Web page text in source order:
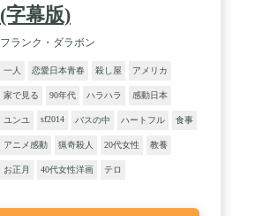
(字幕版)
フランク・ダラボン
一人 恋愛日本青春 殺し屋 アメリカ
家で見る 90年代 ハラハラ 感動日本
ユンユ sf2014 バスの中 ハートフル 食事
アニメ感動 猟奇殺人 20代女性 教養
お正月 40代女性洋画 テロ